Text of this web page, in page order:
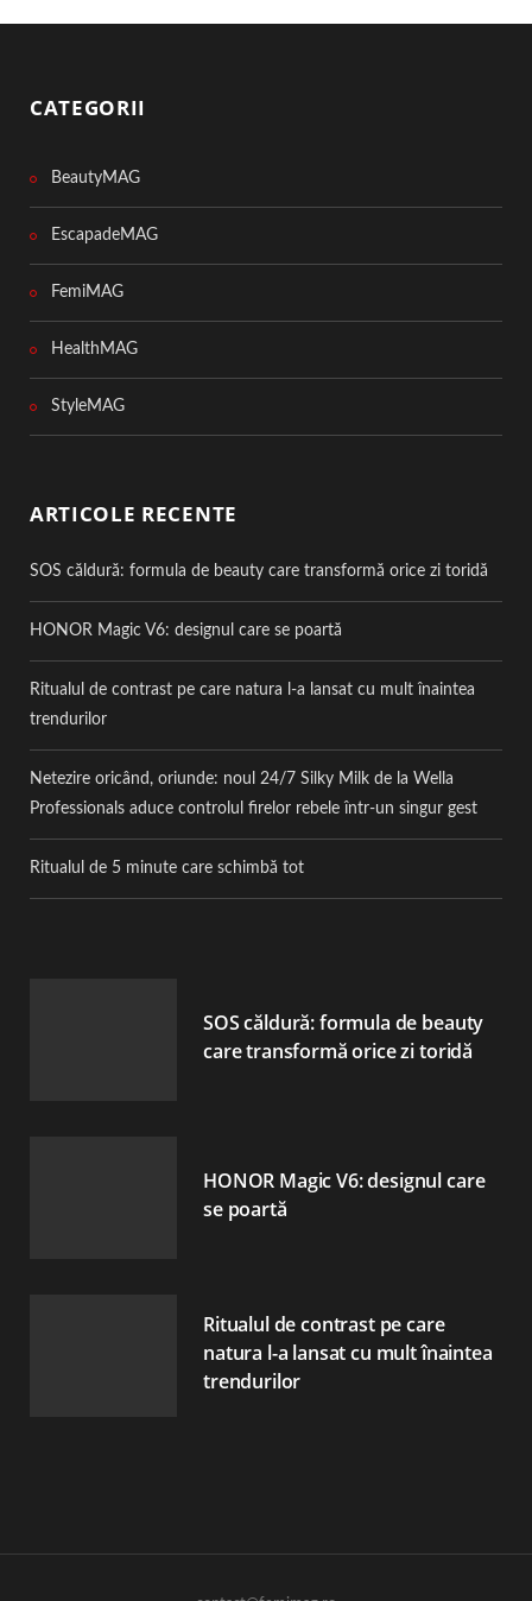
CATEGORII
BeautyMAG
EscapadeMAG
FemiMAG
HealthMAG
StyleMAG
ARTICOLE RECENTE
SOS căldură: formula de beauty care transformă orice zi toridă
HONOR Magic V6: designul care se poartă
Ritualul de contrast pe care natura l-a lansat cu mult înaintea
trendurilor
Netezire oricând, oriunde: noul 24/7 Silky Milk de la Wella
Professionals aduce controlul firelor rebele într-un singur gest
Ritualul de 5 minute care schimbă tot
SOS căldură: formula de beauty
care transformă orice zi toridă
HONOR Magic V6: designul care
se poartă
Ritualul de contrast pe care
natura l-a lansat cu mult înaintea
trendurilor